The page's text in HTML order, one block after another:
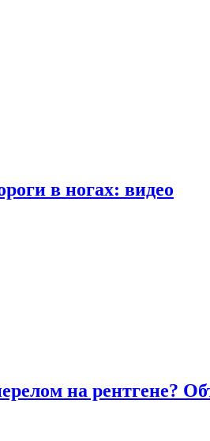
в ногах: видео
на рентгене?